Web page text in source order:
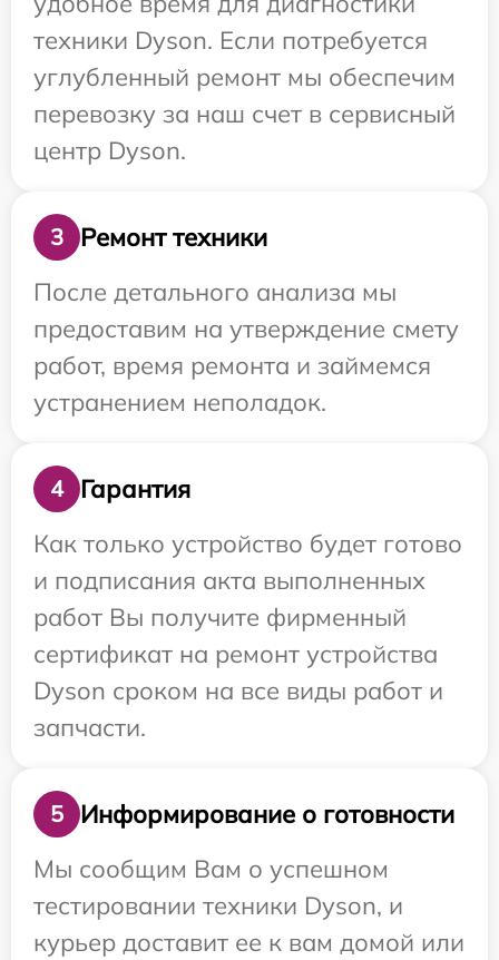
техники Dyson. Если потребуется
углубленный ремонт мы обеспечим
перевозку за наш счет в сервисный
центр Dyson.
3
Ремонт техники
После детального анализа мы
предоставим на утверждение смету
работ, время ремонта и займемся
устранением неполадок.
4
Гарантия
Как только устройство будет готово
и подписания акта выполненных
работ Вы получите фирменный
сертификат на ремонт устройства
Dyson сроком на все виды работ и
запчасти.
5
Информирование о готовности
Мы сообщим Вам о успешном
тестировании техники Dyson, и
курьер доставит ее к вам домой или